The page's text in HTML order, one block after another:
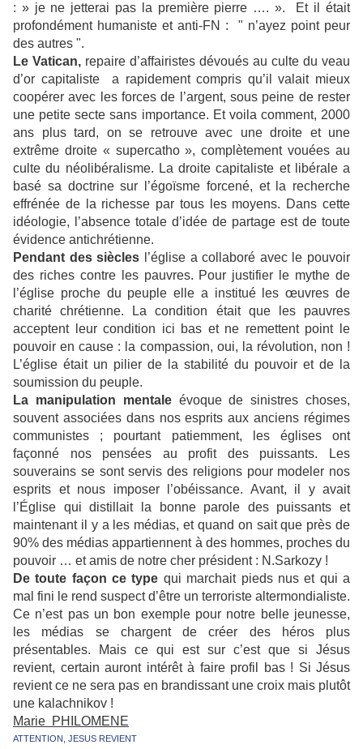
: » je ne jetterai pas la première pierre …. ». Et il était
profondément humaniste et anti-FN : " n’ayez point peur
des autres ".
Le Vatican, repaire d’affairistes dévoués au culte du veau
d’or capitaliste a rapidement compris qu’il valait mieux
coopérer avec les forces de l’argent, sous peine de rester
une petite secte sans importance. Et voila comment, 2000
ans plus tard, on se retrouve avec une droite et une
extrême droite « supercatho », complètement vouées au
culte du néolibéralisme. La droite capitaliste et libérale a
basé sa doctrine sur l’égoïsme forcené, et la recherche
effrénée de la richesse par tous les moyens. Dans cette
idéologie, l’absence totale d’idée de partage est de toute
évidence antichrétienne.
Pendant des siècles l’église a collaboré avec le pouvoir
des riches contre les pauvres. Pour justifier le mythe de
l’église proche du peuple elle a institué les œuvres de
charité chrétienne. La condition était que les pauvres
acceptent leur condition ici bas et ne remettent point le
pouvoir en cause : la compassion, oui, la révolution, non !
L’église était un pilier de la stabilité du pouvoir et de la
soumission du peuple.
La manipulation mentaleévoque de sinistres choses,
souvent associées dans nos esprits aux anciens régimes
communistes ; pourtant patiemment, les églises ont
façonné nos pensées au profit des puissants. Les
souverains se sont servis des religions pour modeler nos
esprits et nous imposer l’obéissance. Avant, il y avait
l’Église qui distillait la bonne parole des puissants et
maintenant il y a les médias, et quand on sait que près de
90% des médias appartiennent à des hommes, proches du
pouvoir … et amis de notre cher président : N.Sarkozy !
De toute façon ce type qui marchait pieds nus et qui a
mal fini le rend suspect d’être un terroriste altermondialiste.
Ce n’est pas un bon exemple pour notre belle jeunesse,
les médias se chargent de créer des héros plus
présentables. Mais ce qui est sur c’est que si Jésus
revient, certain auront intérêt à faire profil bas ! Si Jésus
revient ce ne sera pas en brandissant une croix mais plutôt
une kalachnikov !
Marie PHILOMENE
ATTENTION, JESUS REVIENT